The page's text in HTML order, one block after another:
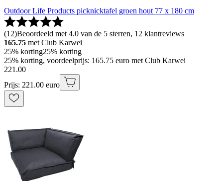
Outdoor Life Products picknicktafel groen hout 77 x 180 cm
(12)Beoordeeld met 4.0 van de 5 sterren, 12 klantreviews
165.75 met Club Karwei
25% korting25% korting
25% korting, voordeelprijs: 165.75 euro met Club Karwei
221 .00
Prijs: 221.00 euro